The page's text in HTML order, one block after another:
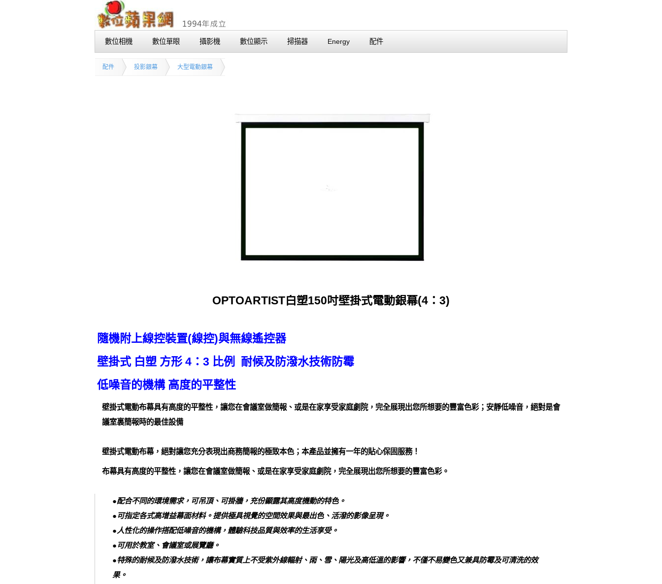
數位相機 數位單眼 攝影機 數位顯示 掃描器 Energy 配件
配件 投影銀幕 大型電動銀幕
OPTOARTIST白塑150吋壁掛式電動銀幕(4：3)
隨機附上線控裝置(線控)與無線遙控器
壁掛式 白塑 方形 4：3 比例 耐候及防潑水技術防霉
低噪音的機構 高度的平整性
壁掛式電動布幕具有高度的平整性，讓您在會議室做簡報、或是在家享受家庭劇院，完全展現出您所想要的豐富色彩；安靜低噪音，絕對是會
議室裏簡報時的最佳設備
壁掛式電動布幕，絕對讓您充分表現出商務簡報的極致本色；本產品並擁有一年的貼心保固服務！
布幕具有高度的平整性，讓您在會議室做簡報、或是在家享受家庭劇院，完全展現出您所想要的豐富色彩。
●配合不同的環境需求，可吊頂、可掛牆，充份顯露其高度機動的特色。
●可指定各式高增益幕面材料。提供極具視覺的空間效果與最出色、活潑的影像呈現。
●人性化的操作搭配低噪音的機構，體驗科技品質與效率的生活享受。
●可用於教室、會議室或展覽廳。
●特殊的耐候及防潑水技術，讓布幕實質上不受紫外線輻射、雨、雪、陽光及高低溫的影響，不僅不易變色又兼具防霉及可清洗的效
果。